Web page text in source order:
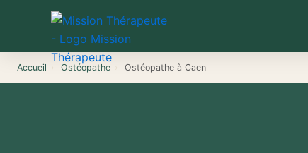
Accueil Ostéopathe Ostéopathe à Caen